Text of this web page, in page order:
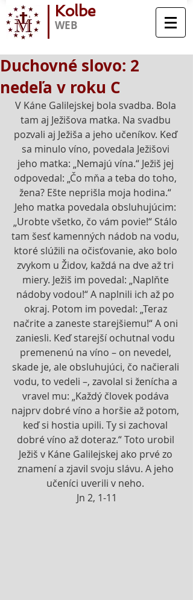
Kolbe
WEB
Duchovné slovo: 2
nedeľa v roku C
V Káne Galilejskej bola svadba. Bola
tam aj Ježišova matka. Na svadbu
pozvali aj Ježiša a jeho učeníkov. Keď
sa minulo víno, povedala Ježišovi
jeho matka: „Nemajú vína.“ Ježiš jej
odpovedal: „Čo mňa a teba do toho,
žena? Ešte neprišla moja hodina.“
Jeho matka povedala obsluhujúcim:
„Urobte všetko, čo vám povie!“ Stálo
tam šesť kamenných nádob na vodu,
ktoré slúžili na očisťovanie, ako bolo
zvykom u Židov, každá na dve až tri
miery. Ježiš im povedal: „Naplňte
nádoby vodou!“ A naplnili ich až po
okraj. Potom im povedal: „Teraz
načrite a zaneste starejšiemu!“ A oni
zaniesli. Keď starejší ochutnal vodu
premenenú na víno – on nevedel,
skade je, ale obsluhujúci, čo načierali
vodu, to vedeli –, zavolal si ženícha a
vravel mu: „Každý človek podáva
najprv dobré víno a horšie až potom,
keď si hostia upili. Ty si zachoval
dobré víno až doteraz.“ Toto urobil
Ježiš v Káne Galilejskej ako prvé zo
znamení a zjavil svoju slávu. A jeho
učeníci uverili v neho.
Jn 2, 1-11